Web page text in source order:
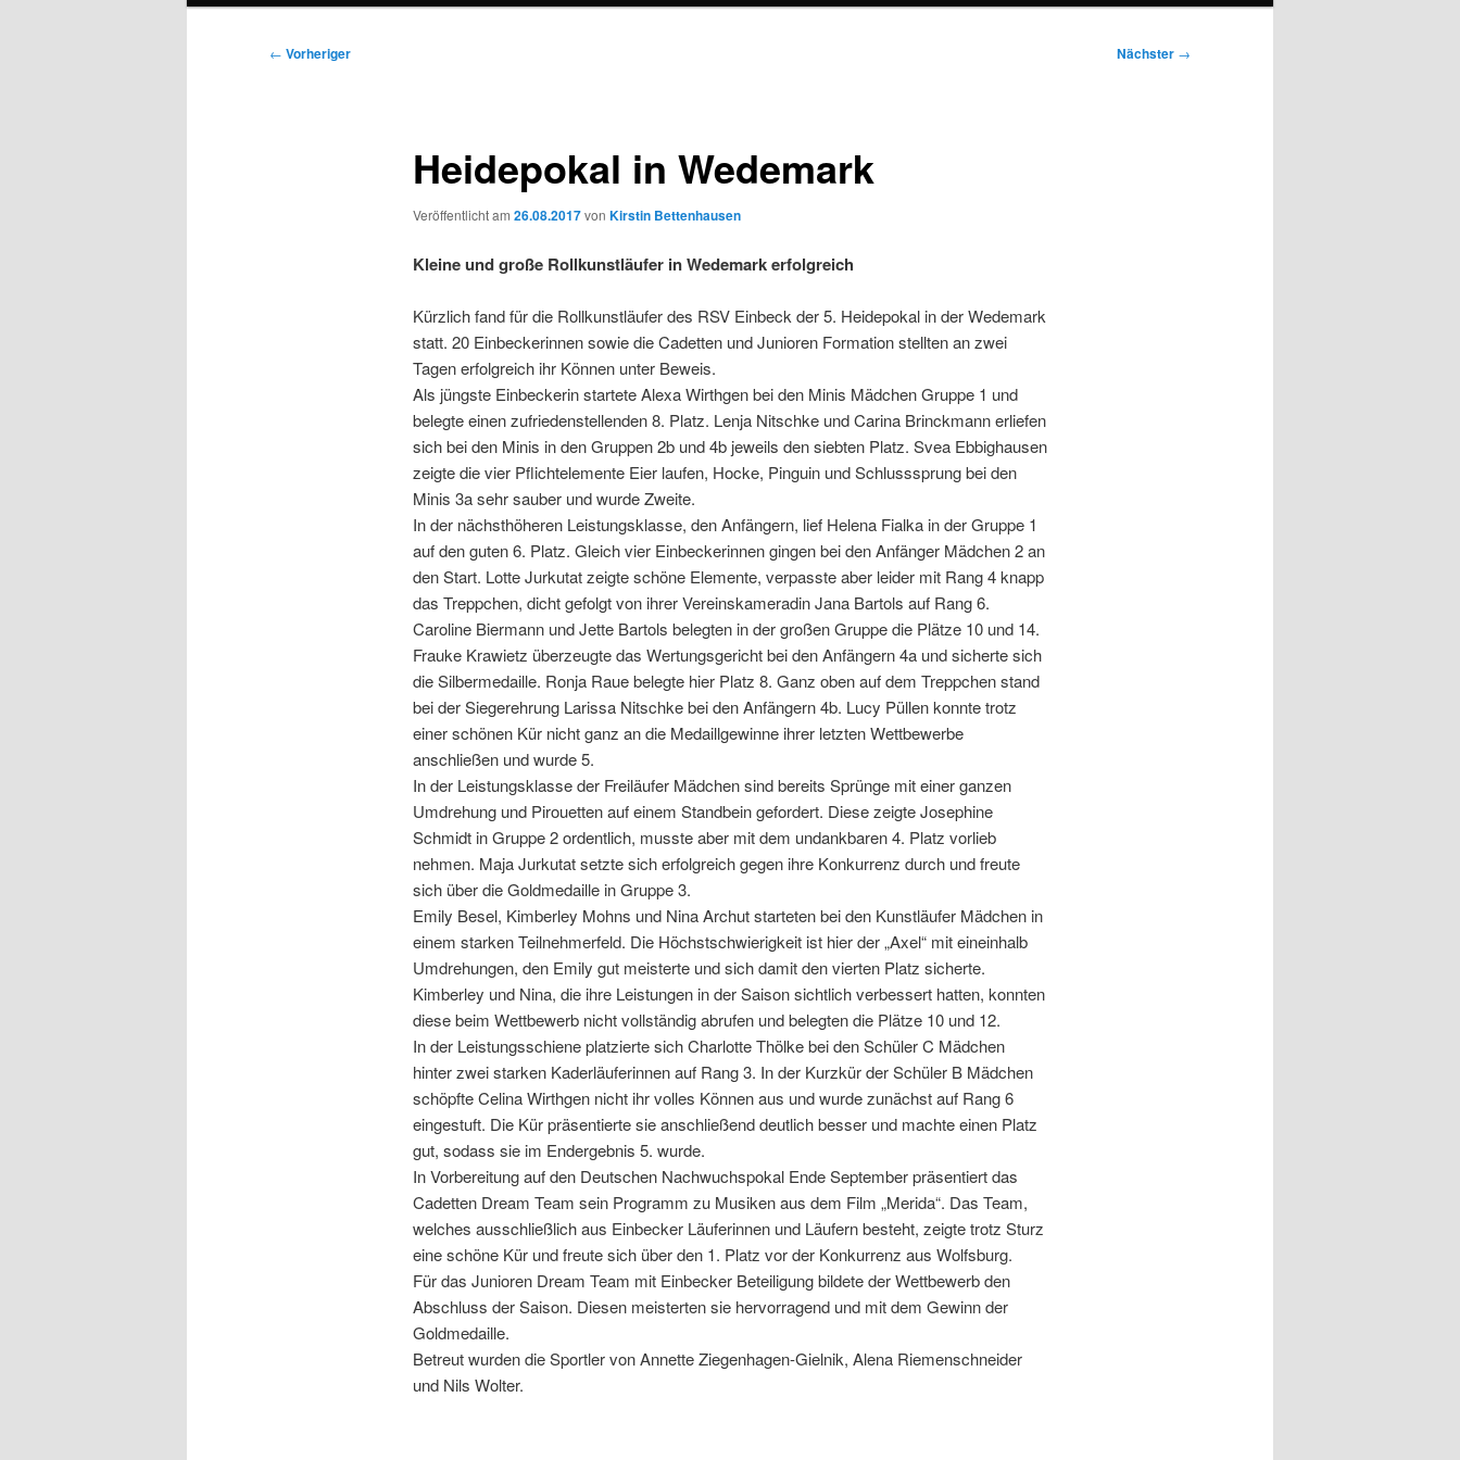
Beitragsnavigation
← Vorheriger Nächster →
Heidepokal in Wedemark
Veröffentlicht am 26.08.2017von Kirstin Bettenhausen
Kleine und große Rollkunstläufer in Wedemark erfolgreich
Kürzlich fand für die Rollkunstläufer des RSV Einbeck der 5. Heidepokal in der Wedemark
statt. 20 Einbeckerinnen sowie die Cadetten und Junioren Formation stellten an zwei
Tagen erfolgreich ihr Können unter Beweis.
Als jüngste Einbeckerin startete Alexa Wirthgen bei den Minis Mädchen Gruppe 1 und
belegte einen zufriedenstellenden 8. Platz. Lenja Nitschke und Carina Brinckmann erliefen
sich bei den Minis in den Gruppen 2b und 4b jeweils den siebten Platz. Svea Ebbighausen
zeigte die vier Pflichtelemente Eier laufen, Hocke, Pinguin und Schlusssprung bei den
Minis 3a sehr sauber und wurde Zweite.
In der nächsthöheren Leistungsklasse, den Anfängern, lief Helena Fialka in der Gruppe 1
auf den guten 6. Platz. Gleich vier Einbeckerinnen gingen bei den Anfänger Mädchen 2 an
den Start. Lotte Jurkutat zeigte schöne Elemente, verpasste aber leider mit Rang 4 knapp
das Treppchen, dicht gefolgt von ihrer Vereinskameradin Jana Bartols auf Rang 6.
Caroline Biermann und Jette Bartols belegten in der großen Gruppe die Plätze 10 und 14.
Frauke Krawietz überzeugte das Wertungsgericht bei den Anfängern 4a und sicherte sich
die Silbermedaille. Ronja Raue belegte hier Platz 8. Ganz oben auf dem Treppchen stand
bei der Siegerehrung Larissa Nitschke bei den Anfängern 4b. Lucy Püllen konnte trotz
einer schönen Kür nicht ganz an die Medaillgewinne ihrer letzten Wettbewerbe
anschließen und wurde 5.
In der Leistungsklasse der Freiläufer Mädchen sind bereits Sprünge mit einer ganzen
Umdrehung und Pirouetten auf einem Standbein gefordert. Diese zeigte Josephine
Schmidt in Gruppe 2 ordentlich, musste aber mit dem undankbaren 4. Platz vorlieb
nehmen. Maja Jurkutat setzte sich erfolgreich gegen ihre Konkurrenz durch und freute
sich über die Goldmedaille in Gruppe 3.
Emily Besel, Kimberley Mohns und Nina Archut starteten bei den Kunstläufer Mädchen in
einem starken Teilnehmerfeld. Die Höchstschwierigkeit ist hier der „Axel“ mit eineinhalb
Umdrehungen, den Emily gut meisterte und sich damit den vierten Platz sicherte.
Kimberley und Nina, die ihre Leistungen in der Saison sichtlich verbessert hatten, konnten
diese beim Wettbewerb nicht vollständig abrufen und belegten die Plätze 10 und 12.
In der Leistungsschiene platzierte sich Charlotte Thölke bei den Schüler C Mädchen
hinter zwei starken Kaderläuferinnen auf Rang 3. In der Kurzkür der Schüler B Mädchen
schöpfte Celina Wirthgen nicht ihr volles Können aus und wurde zunächst auf Rang 6
eingestuft. Die Kür präsentierte sie anschließend deutlich besser und machte einen Platz
gut, sodass sie im Endergebnis 5. wurde.
In Vorbereitung auf den Deutschen Nachwuchspokal Ende September präsentiert das
Cadetten Dream Team sein Programm zu Musiken aus dem Film „Merida“. Das Team,
welches ausschließlich aus Einbecker Läuferinnen und Läufern besteht, zeigte trotz Sturz
eine schöne Kür und freute sich über den 1. Platz vor der Konkurrenz aus Wolfsburg.
Für das Junioren Dream Team mit Einbecker Beteiligung bildete der Wettbewerb den
Abschluss der Saison. Diesen meisterten sie hervorragend und mit dem Gewinn der
Goldmedaille.
Betreut wurden die Sportler von Annette Ziegenhagen-Gielnik, Alena Riemenschneider
und Nils Wolter.